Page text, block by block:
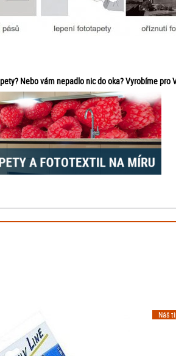
Nebo vám nepadlo nic do oka? Vyrobíme pro
Náš